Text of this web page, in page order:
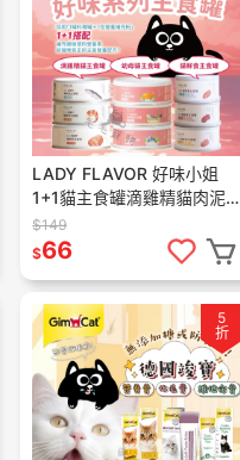
LADY FLAVOR 好味小姐
1+1貓主食罐滴雞精貓肉泥主
食罐 鮮食主食罐 幼母貓主食
罐 貓罐頭 好味滴雞精罐 全
$149
$66
5
折